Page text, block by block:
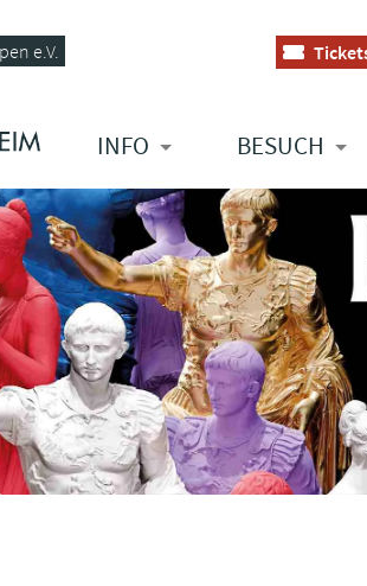
e.V.
INFO BESUCH